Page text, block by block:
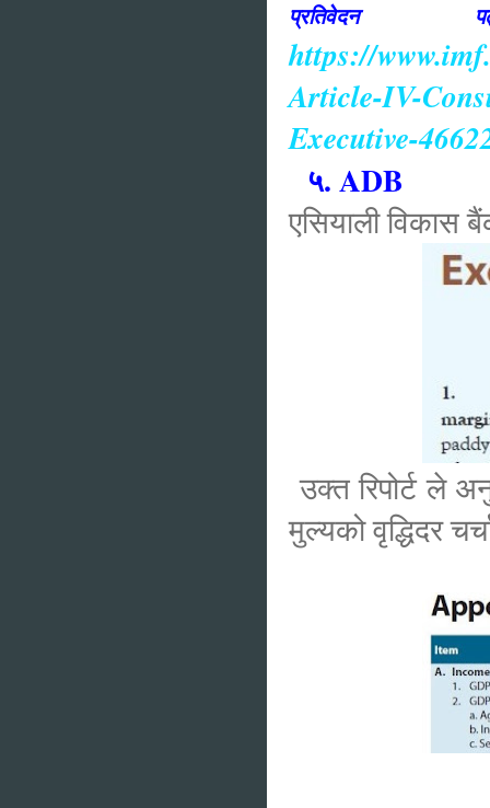
https://
Article-IV-
Executive-
५. ADB
एसियाली विकास
उक्त रिपोर्ट ले
मुल्यको वृद्धिदर